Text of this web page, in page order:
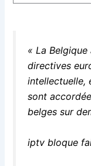
« La
directives
intellectuelle,
sont
belges sur
iptv bloque